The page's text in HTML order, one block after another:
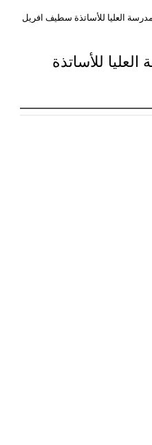
العليا للأساتذة سطيف افريل
للأساتذة